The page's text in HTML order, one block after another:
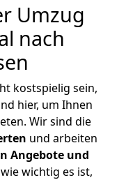
Umzug
nach
kostspielig sein,
hier, um Ihnen
Wir sind die
und arbeiten
Angebote und
wichtig es ist,